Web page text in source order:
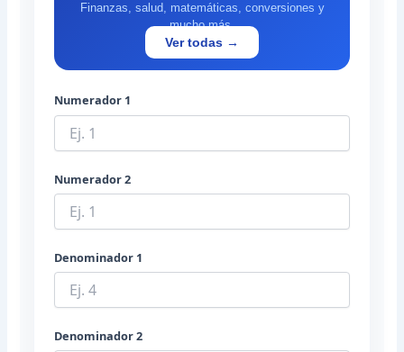
Finanzas, salud, matemáticas, conversiones y
mucho más.
Ver todas →
Numerador 1
Numerador 2
Denominador 1
Denominador 2